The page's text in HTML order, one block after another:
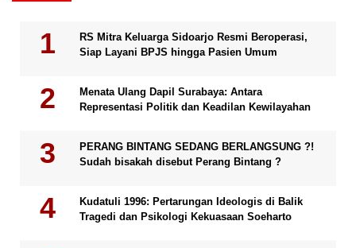
RS Mitra Keluarga Sidoarjo Resmi Beroperasi,
Siap Layani BPJS hingga Pasien Umum
Menata Ulang Dapil Surabaya: Antara
Representasi Politik dan Keadilan Kewilayahan
PERANG BINTANG SEDANG BERLANGSUNG ?!
Sudah bisakah disebut Perang Bintang ?
Kudatuli 1996: Pertarungan Ideologis di Balik
Tragedi dan Psikologi Kekuasaan Soeharto